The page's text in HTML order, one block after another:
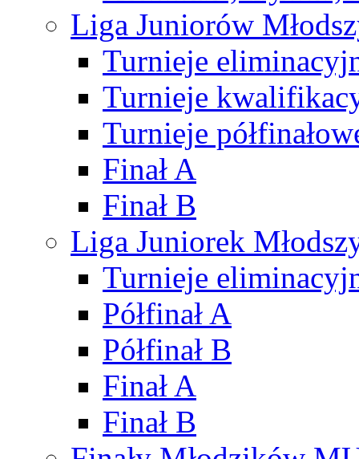
Liga Juniorów
Turnieje
Turnieje
Turnieje
Finał A
Finał B
Liga Juniorek
Turnieje
Półfinał A
Półfinał B
Finał A
Finał B